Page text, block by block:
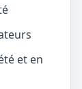
et en